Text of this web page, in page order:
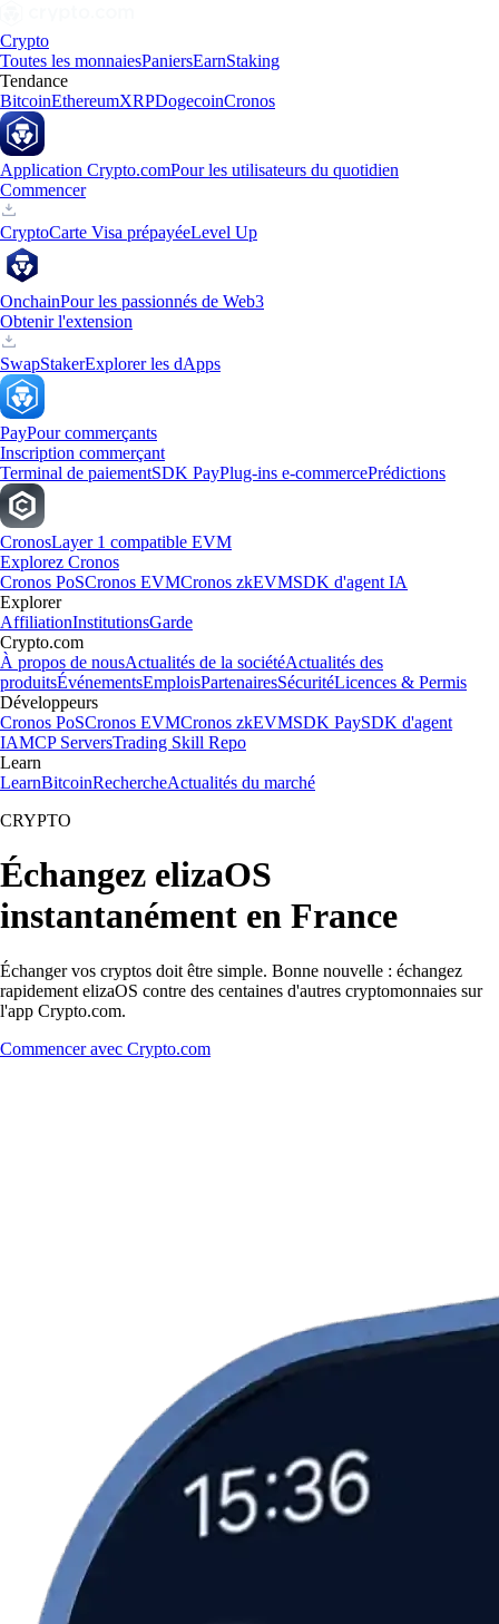
Crypto
Toutes les monnaiesPaniersEarnStaking
Tendance
BitcoinEthereumXRPDogecoinCronos
Application Crypto.comPour les utilisateurs du quotidien
Commencer
CryptoCarte Visa prépayéeLevel Up
OnchainPour les passionnés de Web3
Obtenir l'extension
SwapStakerExplorer les dApps
PayPour commerçants
Inscription commerçant
Terminal de paiementSDK PayPlug-ins e-commercePrédictions
CronosLayer 1 compatible EVM
Explorez Cronos
Cronos PoSCronos EVMCronos zkEVMSDK d'agent IA
Explorer
AffiliationInstitutionsGarde
Crypto.com
À propos de nousActualités de la sociétéActualités des
produitsÉvénementsEmploisPartenairesSécuritéLicences & Permis
Développeurs
Cronos PoSCronos EVMCronos zkEVMSDK PaySDK d'agent
IAMCP ServersTrading Skill Repo
Learn
LearnBitcoinRechercheActualités du marché
CRYPTO
Échangez elizaOS
instantanément en France
Échanger vos cryptos doit être simple. Bonne nouvelle : échangez
rapidement elizaOS contre des centaines d'autres cryptomonnaies sur
l'app Crypto.com.
Commencer avec Crypto.com